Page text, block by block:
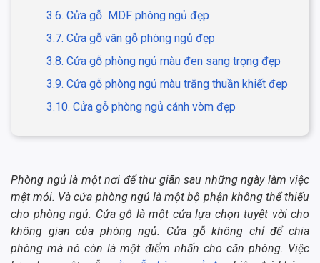
3.6. Cửa gỗ MDF phòng ngủ đẹp
3.7. Cửa gỗ vân gỗ phòng ngủ đẹp
3.8. Cửa gỗ phòng ngủ màu đen sang trọng đẹp
3.9. Cửa gỗ phòng ngủ màu trắng thuần khiết đẹp
3.10. Cửa gỗ phòng ngủ cánh vòm đẹp
Phòng ngủ là một nơi để thư giãn sau những ngày làm việc
mệt mỏi. Và cửa phòng ngủ là một bộ phận không thể thiếu
cho phòng ngủ. Cửa gỗ là một cửa lựa chọn tuyệt vời cho
không gian của phòng ngủ. Cửa gỗ không chỉ để chia
phòng mà nó còn là một điểm nhấn cho căn phòng. Việc